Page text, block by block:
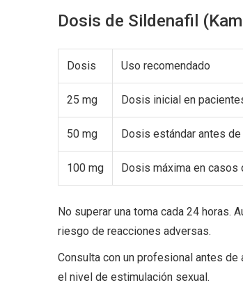
Dosis de Sildenafil
Dosis Uso recomendado
25 mg Dosis inicial en
50 mg Dosis estándar antes
100 mg Dosis máxima en casos
No superar una toma cada 24 horas.
riesgo de reacciones adversas.
Consulta con un profesional antes
el nivel de estimulación sexual.